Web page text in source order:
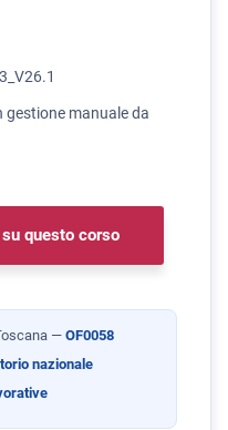
gestione manuale da
questo corso
—OF0058
nazionale